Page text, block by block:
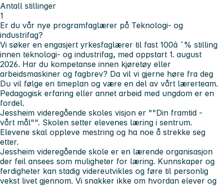
Antall stillinger
1
Er du vår nye programfaglærer på Teknologi- og
industrifag?
Vi søker en engasjert yrkesfaglærer til fast 100â ¯% stilling
innen teknologi- og industrifag, med oppstart 1. august
2026. Har du kompetanse innen kjøretøy eller
arbeidsmaskiner og fagbrev? Da vil vi gjerne høre fra deg
Du vil følge en timeplan og være en del av vårt lærerteam.
Pedagogisk erfaring eller annet arbeid med ungdom er en
fordel.
Jessheim videregående skoles visjon er ""Din framtid -
vårt mål"". Skolen setter elevenes læring i sentrum.
Elevene skal oppleve mestring og ha noe å strekke seg
etter.
Jessheim videregående skole er en lærende organisasjon
der feil ansees som muligheter for læring. Kunnskaper og
ferdigheter kan stadig videreutvikles og føre til personlig
vekst livet gjennom. Vi snakker ikke om hvordan elever og